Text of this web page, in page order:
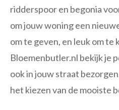
ridderspoor en begonia
om jouw woning een
om te geven, en leuk om te
Bloemenbutler.nl bekijk je
ook in jouw straat
het kiezen van de mooiste